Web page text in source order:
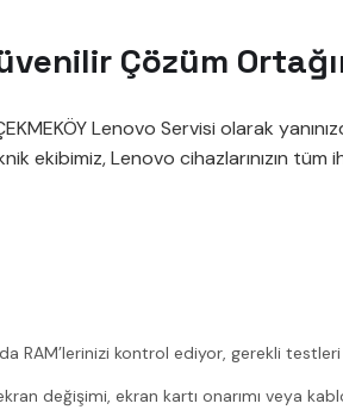
Çözüm
Lenovo Servisi olarak
ekibimiz, Lenovo cihazlarınızın
RAM’lerinizi kontrol ediyor, gerekli testleri
değişimi, ekran kartı onarımı veya